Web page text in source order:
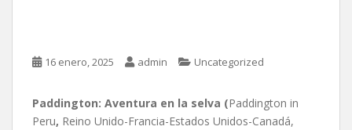
16 enero, 2025 admin Uncategorized
Paddington: Aventura en la selva (Paddington in
Peru, Reino Unido-Francia-Estados Unidos-Canadá,